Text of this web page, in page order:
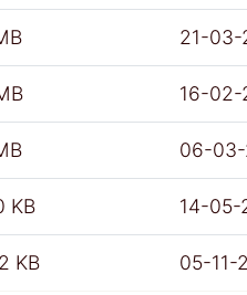
21-03-
16-02-
06-
KB 14-05-
KB 05-11-